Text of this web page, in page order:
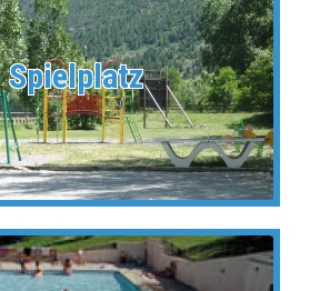
Spielplatz